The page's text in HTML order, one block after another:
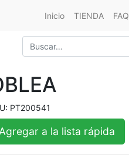
Inicio TIENDA FAQ
PT200541
a la lista rápida